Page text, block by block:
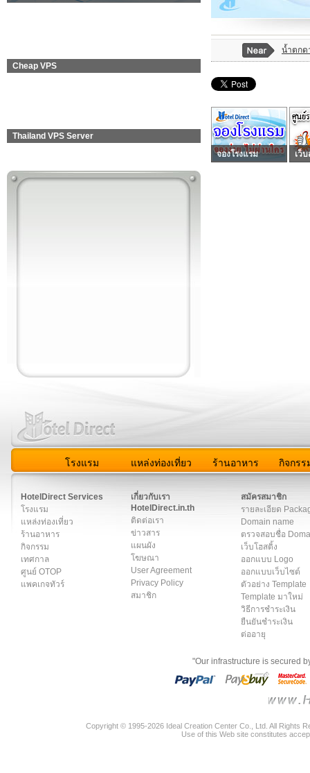
Cheap VPS
Thailand VPS Server
น้ำตกด
จองโรงแรม เว็
โรงแรม แหล่งท่องเที่ยว ร้านอาหาร กิจกรร
HotelDirect Services
โรงแรม
แหล่งท่องเที่ยว
ร้านอาหาร
กิจกรรม
เทศกาล
ศูนย์ OTOP
แพคเกจทัวร์
เกี่ยวกับเรา
HotelDirect.in.th
ติดต่อเรา
ข่าวสาร
แผนผัง
โฆษณา
User Agreement
Privacy Policy
สมาชิก
สมัครสมาชิก
รายละเอียด
Domain name
ตรวจสอบชื่อ
เว็บโฮสติ้ง
ออกแบบ Logo
ออกแบบเว็บไซต์
ตัวอย่าง Template
Template มาใหม่
วิธีการชำระเงิน
ยืนยันชำระเงิน
ต่ออายุ
"Our infrastructure is secured
Copyright © 1995-2026 Ideal Creation Center Co., Ltd. All Rights
Use of this Web site constitutes